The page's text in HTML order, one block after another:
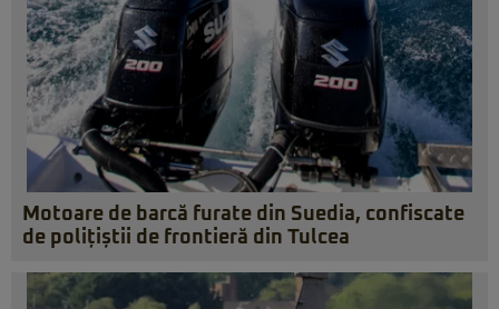
Motoare de barcă furate din Suedia, confiscate
de polițiștii de frontieră din Tulcea